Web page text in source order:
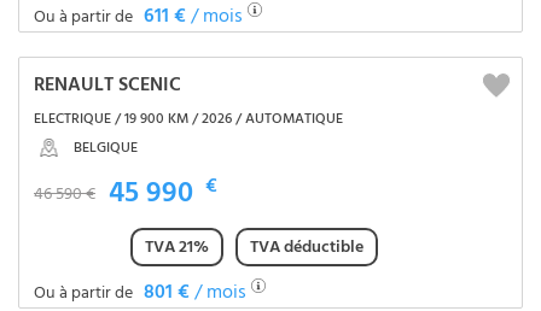
Ou à partir de 611 €/ mois
RENAULT SCENIC
ELECTRIQUE / 19 900 KM / 2026 / AUTOMATIQUE
BELGIQUE
46 590 € 45 990 €
TVA 21%
TVA déductible
Ou à partir de 801 €/ mois